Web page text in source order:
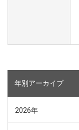
年別アーカイブ
2026年